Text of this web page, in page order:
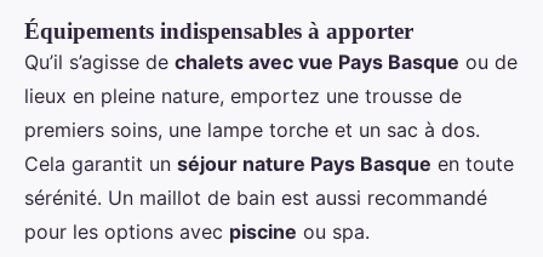
Équipements indispensables à apporter
Qu’il s’agisse de chalets avec vue Pays Basque ou de
lieux en pleine nature, emportez une trousse de
premiers soins, une lampe torche et un sac à dos.
Cela garantit un séjour nature Pays Basque en toute
sérénité. Un maillot de bain est aussi recommandé
pour les options avec piscine ou spa.